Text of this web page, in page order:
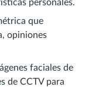
personales.
que
opiniones
faciales de
de CCTV para